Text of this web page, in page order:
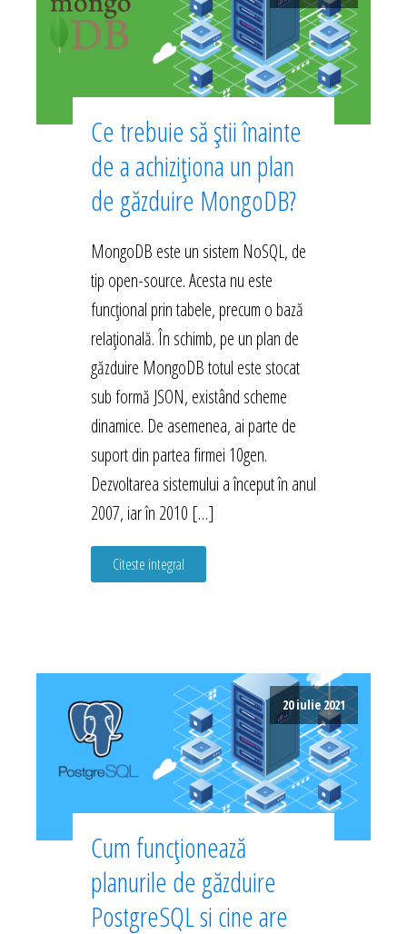
Ce trebuie să știi înainte
de a achiziționa un plan
de găzduire MongoDB?
MongoDB este un sistem NoSQL, de
tip open-source. Acesta nu este
funcțional prin tabele, precum o bază
relațională. În schimb, pe un plan de
găzduire MongoDB totul este stocat
sub formă JSON, existând scheme
dinamice. De asemenea, ai parte de
suport din partea firmei 10gen.
Dezvoltarea sistemului a început în anul
2007, iar în 2010 […]
Citeste integral
20 iulie 2021
Cum funcționează
planurile de găzduire
PostgreSQL si cine are